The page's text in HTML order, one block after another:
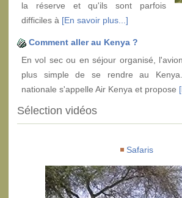
la réserve et qu'ils sont parfois
difficiles à [En savoir plus...]
Comment aller au Kenya ?
En vol sec ou en séjour organisé,
plus simple de se rendre au
nationale s'appelle Air Kenya et propose
Sélection vidéos
Safaris